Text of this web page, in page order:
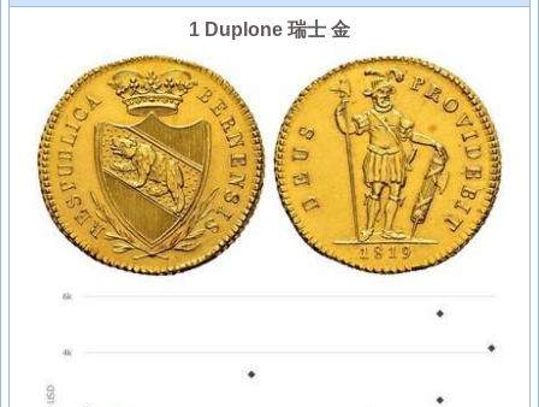
1 Duplone 瑞士 金